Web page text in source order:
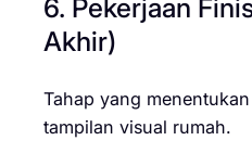
6. Pekerjaan
Akhir)
Tahap yang
tampilan visual rumah.